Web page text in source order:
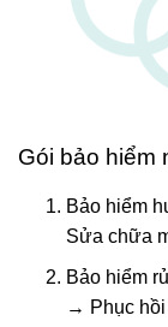
Gói bảo hiểm
Bảo hiểm
Sửa chữa
Bảo hiểm
→ Phục hồi